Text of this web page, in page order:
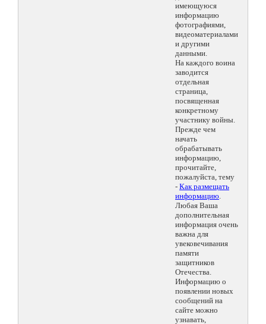
имеющуюся
информацию
фотографиями,
видеоматериалами
и другими
данными.
На каждого воина
заводится
отдельная
страница,
посвященная
конкретному
участнику войны.
Прежде чем
начать
обрабатывать
информацию,
прочитайте,
пожалуйста, тему
- Как размещать
информацию.
Любая Ваша
дополнительная
информация очень
важна для
увековечивания
памяти
защитников
Отечества.
Информацию о
появлении новых
сообщений на
сайте можно
узнавать,